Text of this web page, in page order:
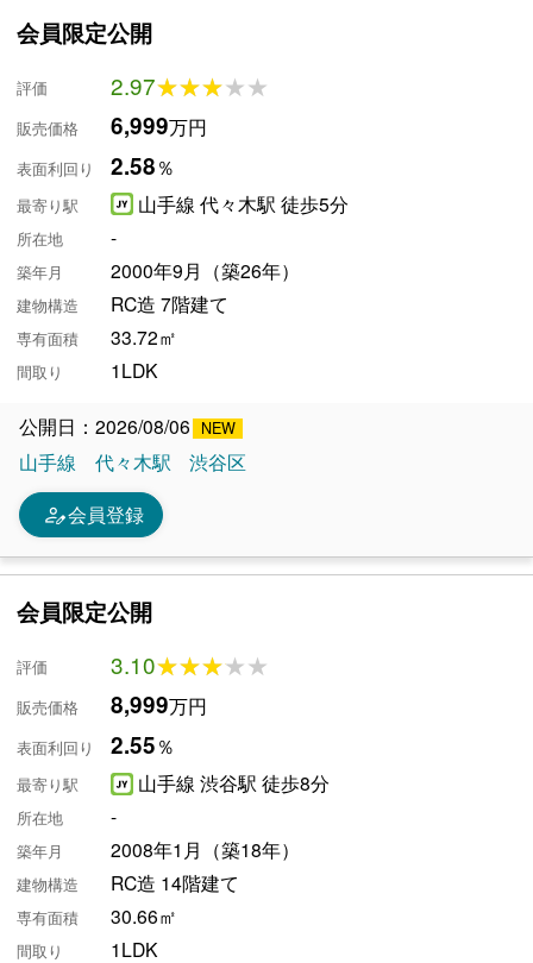
会員限定公開
評価 2.97★★★★★
★★★★★
販売価格 6,999万円
表面利回り 2.58％
最寄り駅 山手線 代々木駅 徒歩5分
所在地 -
築年月 2000年9月（築26年）
建物構造 RC造 7階建て
専有面積 33.72㎡
間取り 1LDK
公開日：2026/08/06
山手線
代々木駅 渋谷区
person_edit会員登録
会員限定公開
評価 3.10★★★★★
★★★★★
販売価格 8,999万円
表面利回り 2.55％
最寄り駅 山手線 渋谷駅 徒歩8分
所在地 -
築年月 2008年1月（築18年）
建物構造 RC造 14階建て
専有面積 30.66㎡
間取り 1LDK